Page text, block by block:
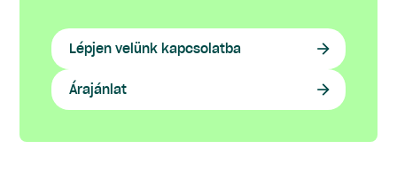
Lépjen velünk kapcsolatba
Árajánlat